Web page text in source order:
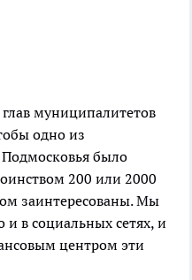
муниципалитетов
одно из
было
200 или 2000
заинтересованы. Мы
в социальных сетях, и
центром эти